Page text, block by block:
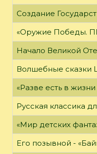
Создание
«Оружие Победы.
Начало Великой
Волшебные сказки
«Разве есть в
Русская классика
«Мир детских
Его позывной -